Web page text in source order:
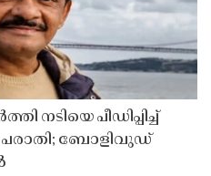
നടിയെ പീഡിപ്പിച്ച്
പരാതി; ബോളിവുഡ്